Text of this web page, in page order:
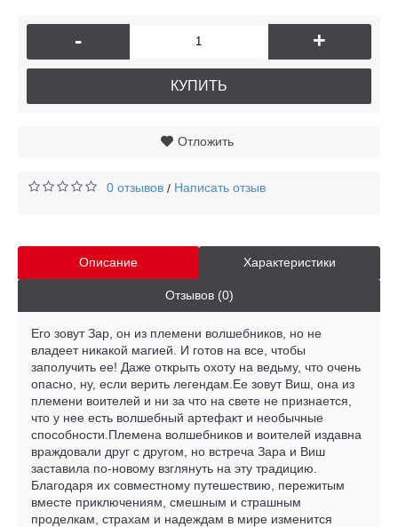
- +
КУПИТЬ
Отложить
0 отзывов / Написать отзыв
Описание Характеристики
Отзывов (0)
Его зовут Зар, он из племени волшебников, но не
владеет никакой магией. И готов на все, чтобы
заполучить ее! Даже открыть охоту на ведьму, что очень
опасно, ну, если верить легендам.Ее зовут Виш, она из
племени воителей и ни за что на свете не признается,
что у нее есть волшебный артефакт и необычные
способности.Племена волшебников и воителей издавна
враждовали друг с другом, но встреча Зара и Виш
заставила по-новому взглянуть на эту традицию.
Благодаря их совместному путешествию, пережитым
вместе приключениям, смешным и страшным
проделкам, страхам и надеждам в мире изменится